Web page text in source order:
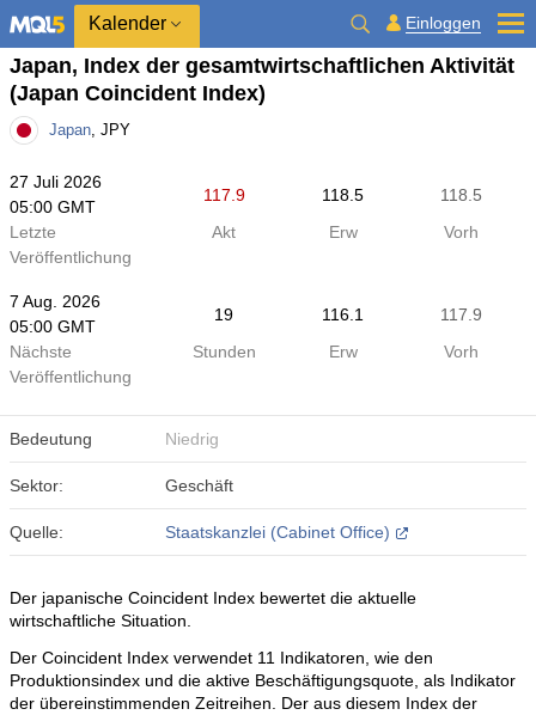
Kalender Einloggen
Japan, Index der gesamtwirtschaftlichen Aktivität
(Japan Coincident Index)
Japan, JPY
27 Juli 2026
05:00 GMT
117.9 118.5
118.5
Letzte
Veröffentlichung
Akt Erw Vorh
7 Aug. 2026
05:00 GMT
19 116.1
117.9
Nächste
Veröffentlichung
Stunden Erw Vorh
Bedeutung Niedrig
Sektor: Geschäft
Quelle: Staatskanzlei (Cabinet Office)
Der japanische Coincident Index bewertet die aktuelle
wirtschaftliche Situation.
Der Coincident Index verwendet 11 Indikatoren, wie den
Produktionsindex und die aktive Beschäftigungsquote, als Indikator
der übereinstimmenden Zeitreihen. Der aus diesem Index der